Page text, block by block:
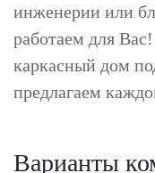
инженерии или
работаем для
каркасный дом
предлагаем
Варианты